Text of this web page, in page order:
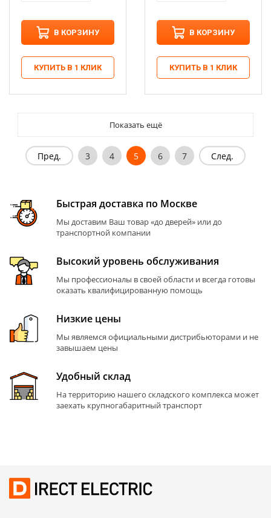
В КОРЗИНУ
КУПИТЬ В 1 КЛИК
В КОРЗИНУ
КУПИТЬ В 1 КЛИК
Показать ещё
Пред. 3 4 5 6 7 След.
Быстрая доставка по Москве
Мы доставим Ваш товар «до дверей» или до
транспортной компании
Высокий уровень обслуживания
Мы профессионалы в своей области и всегда готовы
оказать квалифицированную помощь
Низкие цены
Мы являемся официальными дистрибьюторами и не
завышаем цены
Удобный склад
На территорию нашего складского комплекса может
заехать крупногабаритный транспорт